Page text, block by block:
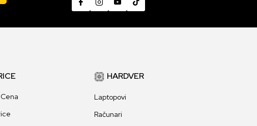
HARDVER
Laptopovi
Računari